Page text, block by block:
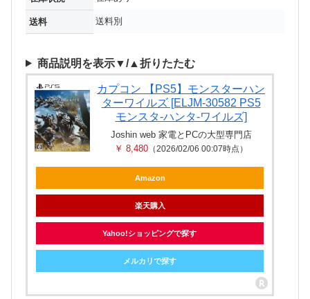
送料 送料別
商品説明を表示▼/▲折りたたむ
カプコン 【PS5】モンスターハン
ターワイルズ [ELJM-30582 PS5
モンスタ-ハンタ-ワイルズ]
Joshin web 家電とPCの大型専門店
￥ 8,480 （2026/02/06 00:07時点）
Amazon
楽天購入
Yahoo!ショッピングで探す
メルカリで探す